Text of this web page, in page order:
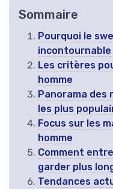
Sommaire
Pourquoi le
Les critères
homme
Panorama des
les plus
Focus sur les
homme
Comment
garder plus
Tendances